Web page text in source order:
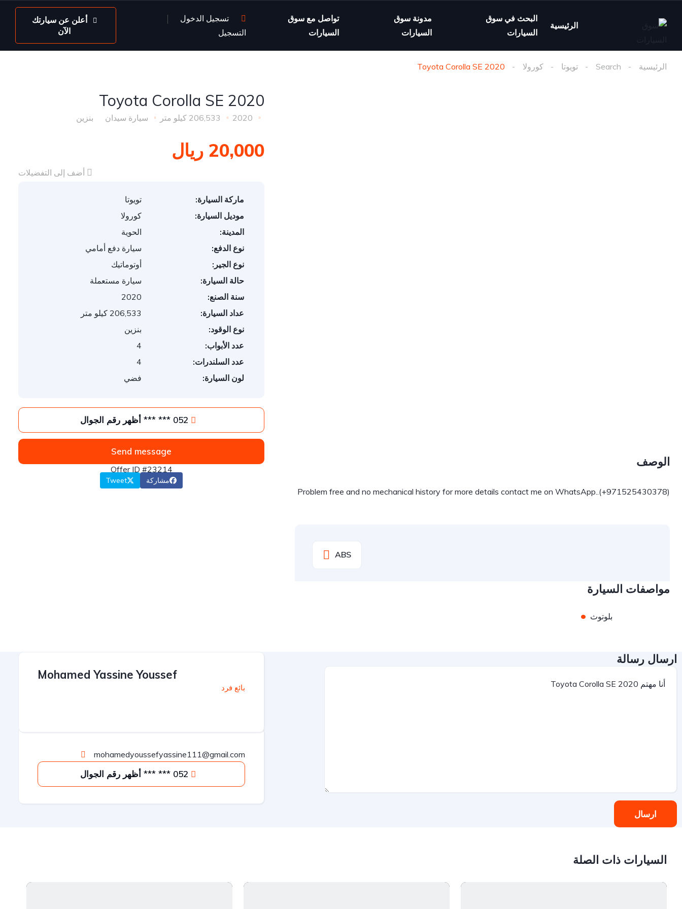
الرئيسية
البحث في سوق
السيارات
مدونة سوق
السيارات
تواصل مع سوق
السيارات
تسجيل الدخول
التسجيل
أعلن عن سيارتك
الآن
الرئيسية Search تويوتا كورولا 2020 Toyota Corolla SE
الوصف
Problem free and no mechanical history for more details contact me on WhatsApp..(+971525430378)
ABS
مواصفات السيارة
• بلوتوث
2020 Toyota Corolla SE
2020 206,533 كيلو متر سيارة سيدان بنزين
20,000 ريال
أضف إلى التفضيلات
ماركة السيارة:
تويوتا
موديل السيارة:
كورولا
المدينة:
الحوية
نوع الدفع:
سيارة دفع أمامي
نوع الجير:
أوتوماتيك
حالة السيارة:
سيارة مستعملة
سنة الصنع:
2020
عداد السيارة:
206,533 كيلو متر
نوع الوقود:
بنزين
عدد الأبواب:
4
عدد السلندرات:
4
لون السيارة:
فضي
Send message
Offer ID #23214
مشاركة Tweet
ارسال رسالة
ارسال
Mohamed Yassine Youssef
بائع فرد
mohamedyoussefyassine111@gmail.com
السيارات ذات الصلة